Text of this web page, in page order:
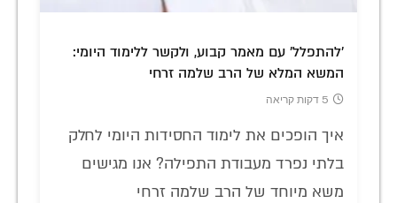
'להתפלל' עם מאמר קבוע, ולקשר ללימוד היומי:
המשא המלא של הרב שלמה זרחי
5 דקות קריאה
איך הופכים את לימוד החסידות היומי לחלק
בלתי נפרד מעבודת התפילה? אנו מגישים
משא מיוחד של הרב שלמה זרחי